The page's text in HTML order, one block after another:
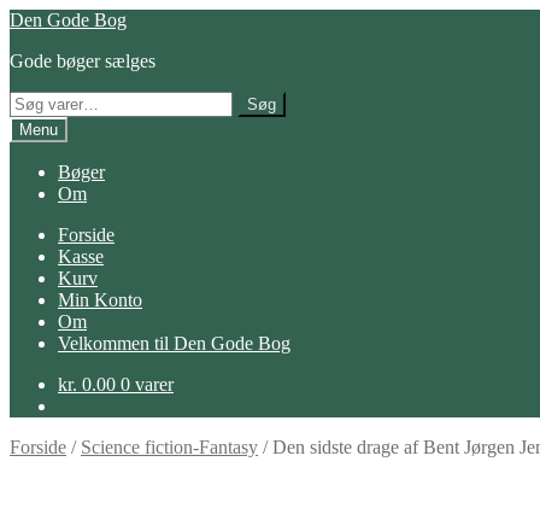
Spring
navigation
Spring
indhold
Den Gode Bog
Gode bøger sælges
Søg
efter:
Søg
Menu
Bøger
Om
Forside
Kasse
Kurv
Min Konto
Om
Velkommen til Den Gode Bog
kr. 0.00 0 varer
Forside / Science fiction-Fantasy /Den sidste drage af Bent Jørgen